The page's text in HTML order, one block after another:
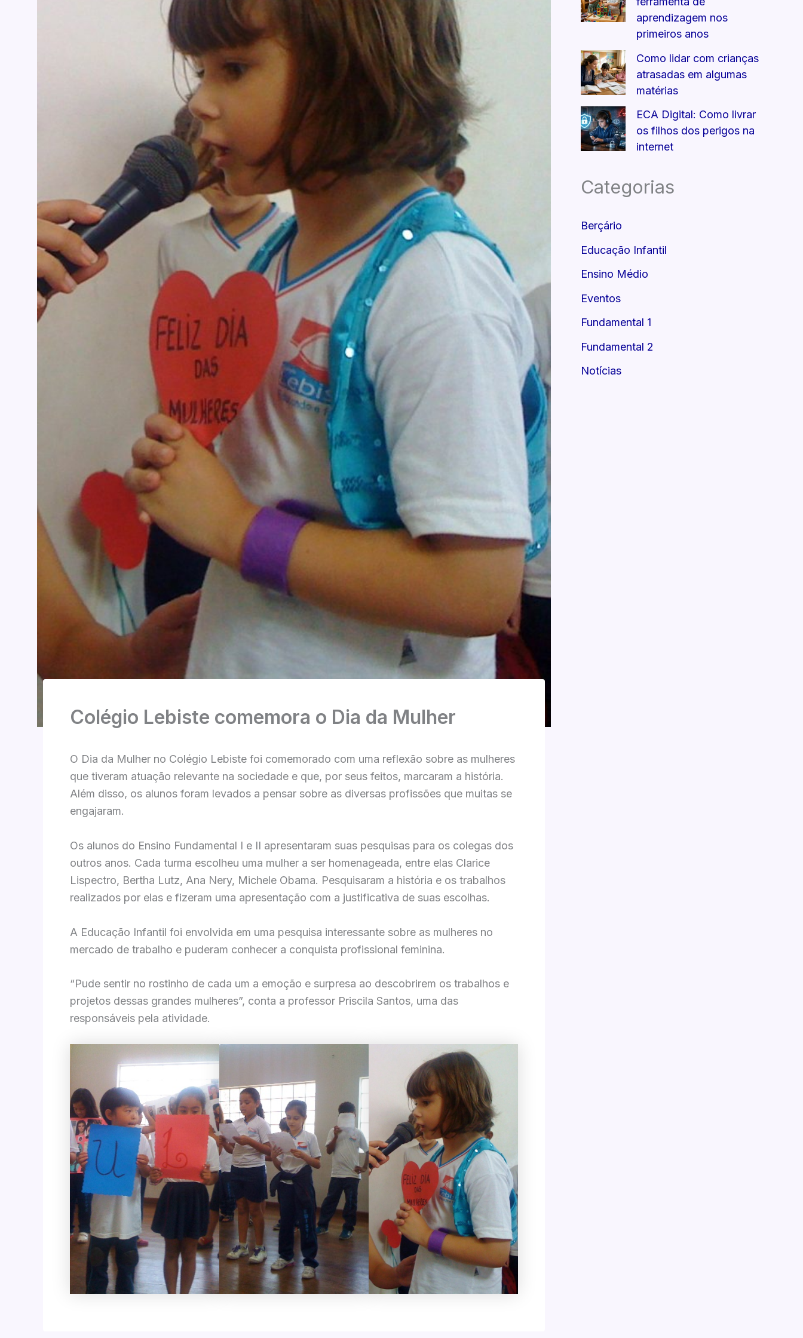
Colégio Lebiste comemora o Dia da Mulher
O Dia da Mulher no Colégio Lebiste foi comemorado com uma reflexão sobre as mulheres
que tiveram atuação relevante na sociedade e que, por seus feitos, marcaram a história.
Além disso, os alunos foram levados a pensar sobre as diversas profissões que muitas se
engajaram.
Os alunos do Ensino Fundamental I e II apresentaram suas pesquisas para os colegas dos
outros anos. Cada turma escolheu uma mulher a ser homenageada, entre elas Clarice
Lispectro, Bertha Lutz, Ana Nery, Michele Obama. Pesquisaram a história e os trabalhos
realizados por elas e fizeram uma apresentação com a justificativa de suas escolhas.
A Educação Infantil foi envolvida em uma pesquisa interessante sobre as mulheres no
mercado de trabalho e puderam conhecer a conquista profissional feminina.
“Pude sentir no rostinho de cada um a emoção e surpresa ao descobrirem os trabalhos e
projetos dessas grandes mulheres”, conta a professor Priscila Santos, uma das
responsáveis pela atividade.
aprendizagem nos
primeiros anos
Como lidar com crianças
atrasadas em algumas
matérias
ECA Digital: Como livrar
os filhos dos perigos na
internet
Categorias
Berçário
Educação Infantil
Ensino Médio
Eventos
Fundamental 1
Fundamental 2
Notícias